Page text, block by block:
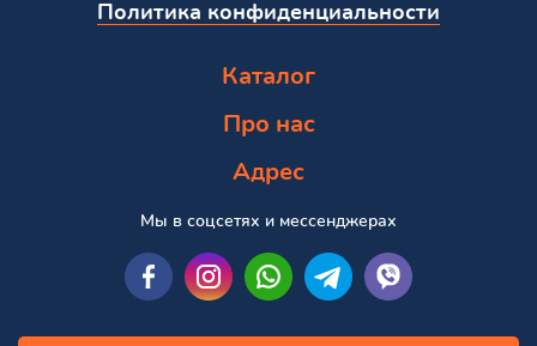
Политика конфиденциальности
Каталог
Про нас
Адрес
Мы в соцсетях и мессенджерах